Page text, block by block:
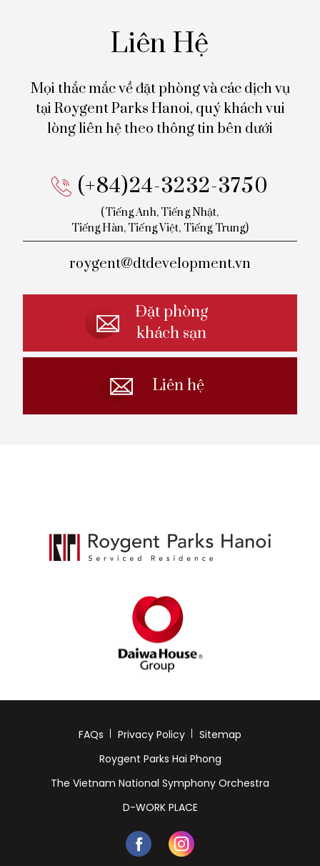
Liên Hệ
Mọi thắc mắc về đặt phòng và các dịch vụ
tại Roygent Parks Hanoi, quý khách vui
lòng liên hệ theo thông tin bên dưới
(+84)24-3232-3750
(Tiếng Anh, Tiếng Nhật,
TiếngHàn, Tiếng Việt, Tiếng Trung)
roygent@dtdevelopment.vn
Đặt phòng
khách sạn
Liên hệ
FAQs Privacy Policy
Sitemap
Roygent Parks Hai Phong
The Vietnam National Symphony Orchestra
D-WORK PLACE